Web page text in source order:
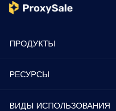
ПРОДУКТЫ
РЕСУРСЫ
ВИДЫ ИСПОЛЬЗОВАНИЯ